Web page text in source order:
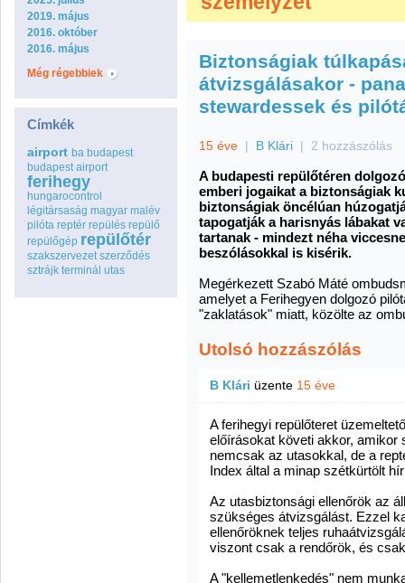
2019. május
2016. október
2016. május
Még régebbiek
Címkék
airport ba budapest
budapest airport
ferihegy
hungarocontrol
légitársaság magyar malév
pilóta reptér repülés repülő
repülőgép repülőtér
szakszervezet szerződés
sztrájk terminál utas
Biztonságiak
átvizsgálásakor -
stewardessek és
15 éve | B Klári | 2 hozzászólás
A budapesti repülőtéren
emberi jogaikat a biztonságiak
biztonságiak öncélúan
tapogatják a harisnyás lábakat
tartanak - mindezt néha
beszólásokkal is kisérik.
Megérkezett Szabó Máté
amelyet a Ferihegyen dolgozó
"zaklatások" miatt, közölte az
Utolsó hozzászólás
B Klári üzente 15 éve
A ferihegyi repülőteret
előírásokat követi akkor,
nemcsak az utasokkal, de a
Index által a minap szétkürtölt
Az utasbiztonsági ellenőrök az
szükséges átvizsgálást. Ezzel
ellenőröknek teljes
viszont csak a rendőrök, és
A "kellemetlenkedés" nem